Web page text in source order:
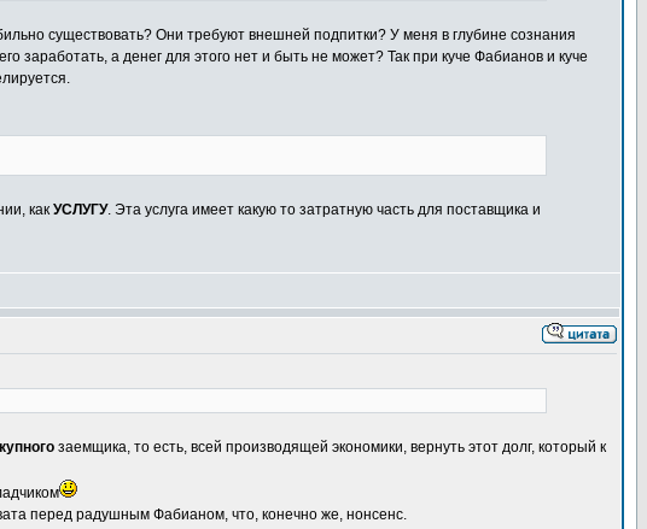
существовать? Они требуют внешней подпитки? У меня в глубине сознания
заработать, а денег для этого нет и быть не может? Так при куче Фабианов и куче
как УСЛУГУ. Эта услуга имеет какую то затратную часть для поставщика и
заемщика, то есть, всей производящей экономики, вернуть этот долг, который к
перед радушным Фабианом, что, конечно же, нонсенс.